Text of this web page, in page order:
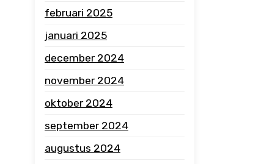
februari 2025
januari 2025
december 2024
november 2024
oktober 2024
september 2024
augustus 2024